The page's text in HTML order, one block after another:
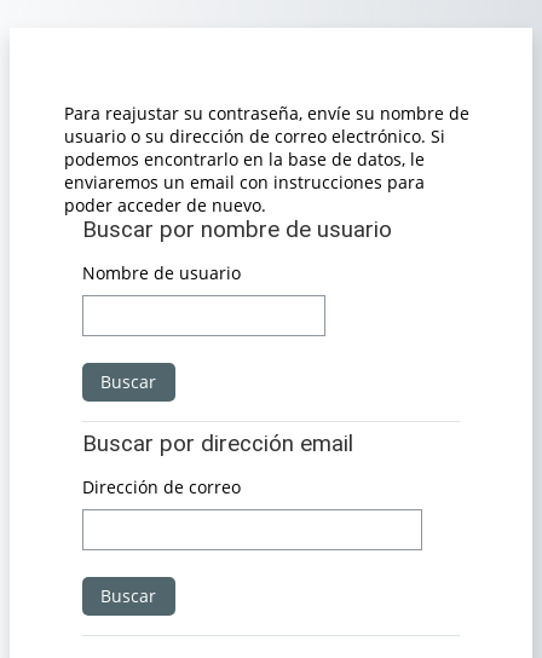
Para reajustar su contraseña, envíe su nombre de
usuario o su dirección de correo electrónico. Si
podemos encontrarlo en la base de datos, le
enviaremos un email con instrucciones para
poder acceder de nuevo.
Buscar por nombre de usuario
Buscar por nombre de usuario
Nombre de usuario
Buscar por dirección email
Buscar por dirección email
Dirección de correo